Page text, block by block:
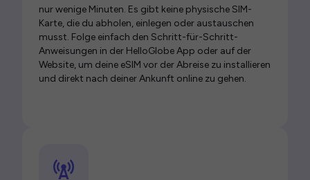
nur wenige Minuten. Es gibt keine physische SIM-
Karte, die du abholen, einlegen oder austauschen
musst. Folge einfach den Schritt-für-Schritt-
Anweisungen in der HelloGlobe App oder auf der
Website, um deine eSIM vor der Abreise zu installieren
und direkt nach deiner Ankunft online zu gehen.